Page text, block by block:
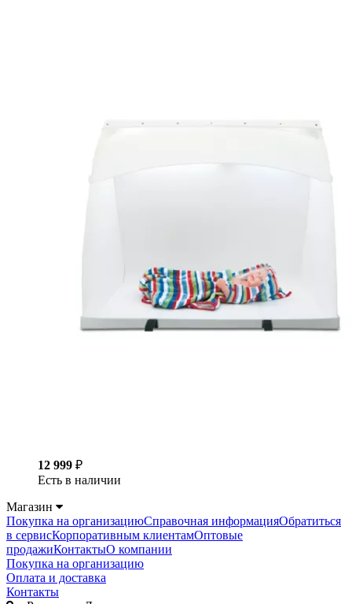
12 999 ₽
Есть в наличии
Магазин
Покупка на организациюСправочная информацияОбратиться
в сервисКорпоративным клиентамОптовые
продажиКонтактыО компании
Покупка на организацию
Оплата и доставка
Контакты